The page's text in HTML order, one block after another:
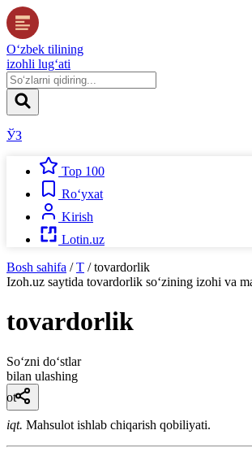
O‘zbek tilining
izohli lug‘ati
ЎЗ
Top 100
Ro‘yxat
Kirish
Lotin.uz
Bosh sahifa / T / tovardorlik
Izoh.uz saytida tovardorlik so‘zining izohi va
tovardorlik
So‘zni do‘stlar
bilan ulashing
ot
iqt. Mahsulot ishlab chiqarish qobiliyati.